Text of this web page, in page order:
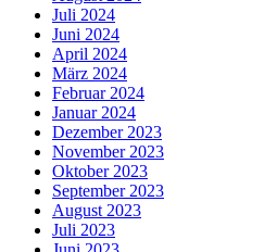
Juli 2024
Juni 2024
April 2024
März 2024
Februar 2024
Januar 2024
Dezember 2023
November 2023
Oktober 2023
September 2023
August 2023
Juli 2023